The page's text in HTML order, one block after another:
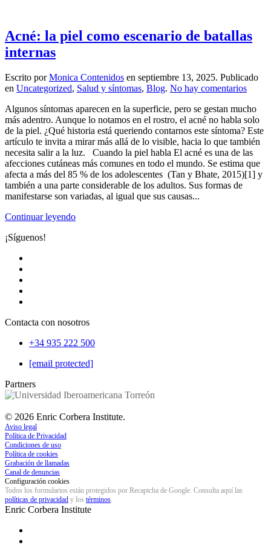
que
haces
Acné: la piel como escenario de batallas
internas
Escrito porMonica Contenidos en septiembre 13, 2025. Publicado
en Uncategorized, Salud y síntomas, Blog. No hay comentariosen
la
piel
como
de
Algunos síntomas aparecen en la superficie, pero se gestan mucho
más adentro. Aunque lo notamos en el rostro, el acné no habla solo
de la piel. ¿Qué historia está queriendo contarnos este síntoma? Este
artículo te invita a mirar más allá de lo visible, hacia lo que también
necesita salir a la luz. Cuando la piel habla El acné es una de las
afecciones cutáneas más comunes en todo el mundo. Se estima que
afecta a más del 85 % de los adolescentes (Tan y Bhate, 2015)[1] y
también a una parte considerable de los adultos. Sus formas de
manifestarse son variadas, al igual que sus causas...
Continuar leyendo
¡Síguenos!
Contacta con nosotros
+34 935 222 500
[email protected]
Partners
© 2026 Enric Corbera Institute.
Aviso legal
Política de Privacidad
Condiciones de uso
Política de cookies
Grabación de llamadas
Canal de denuncias
Configuración cookies
Todos los formularios están protegidos por Recaptcha de Google. Consulta aquí las
políticas de privacidad y los términos.
Enric Corbera Institute